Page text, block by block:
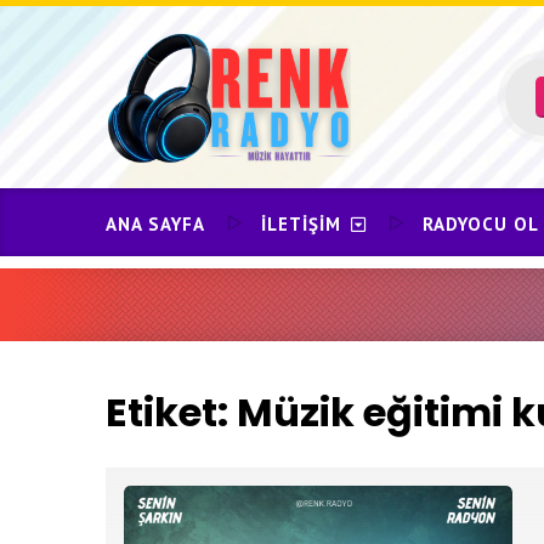
Skip
content
ANA SAYFA İLETIŞIM RADYOCU OL
Etiket: Müzik eğitimi